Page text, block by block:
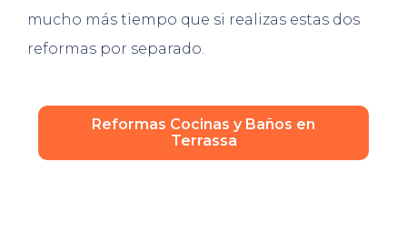
mucho más tiempo que si realizas estas dos
reformas por separado.
Reformas Cocinas y Baños en
Terrassa